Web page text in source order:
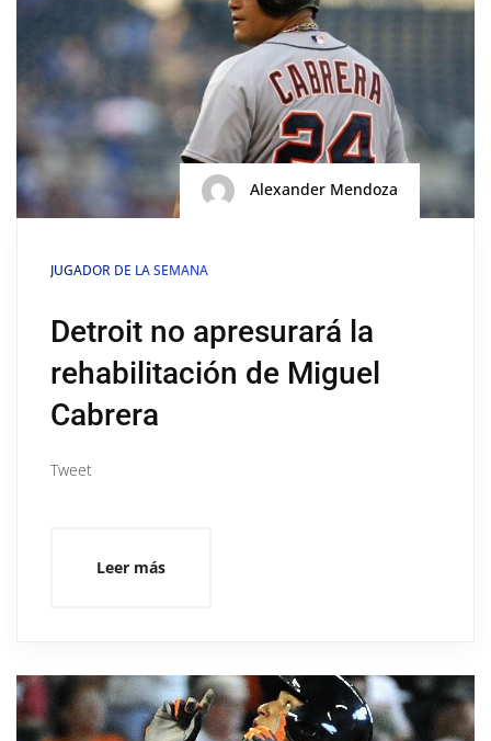
Alexander Mendoza
JUGADOR DE LA SEMANA
Detroit no apresurará la
rehabilitación de Miguel
Cabrera
Tweet
Leer más